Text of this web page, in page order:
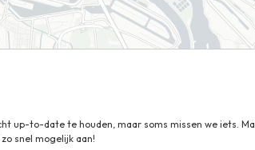
up-to-date te houden, maar soms missen we iets.
snel mogelijk aan!